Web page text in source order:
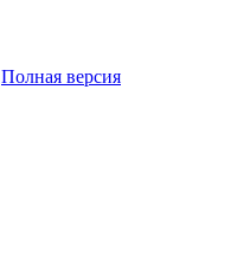
Полная версия